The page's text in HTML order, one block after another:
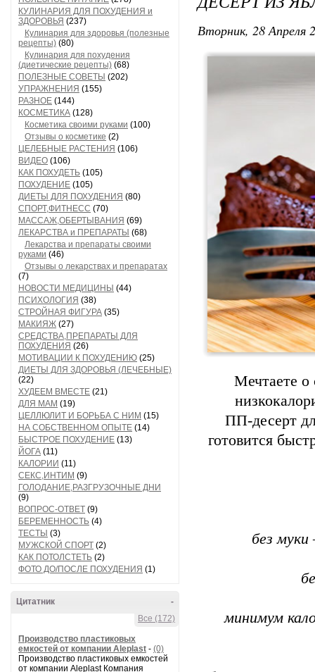
КУЛИНАРИЯ ДЛЯ ПОХУДЕНИЯ и
ЗДОРОВЬЯ (237)
Кулинария для здоровья (полезные
рецепты) (80)
Кулинария для похудения
(диетические рецепты) (68)
ПОЛЕЗНЫЕ СОВЕТЫ (202)
УПРАЖНЕНИЯ (155)
РАЗНОЕ (144)
КОСМЕТИКА (128)
Косметика своими руками (100)
Отзывы о косметике (2)
ЦЕЛЕБНЫЕ РАСТЕНИЯ (106)
ВИДЕО (106)
КАК ПОХУДЕТЬ (105)
ПОХУДЕНИЕ (105)
ДИЕТЫ ДЛЯ ПОХУДЕНИЯ (80)
СПОРТ,ФИТНЕСС (70)
МАССАЖ,ОБЕРТЫВАНИЯ (69)
ЛЕКАРСТВА и ПРЕПАРАТЫ (68)
Лекарства и препараты своими
руками (46)
Отзывы о лекарствах и препаратах
(7)
НОВОСТИ МЕДИЦИНЫ (44)
ПСИХОЛОГИЯ (38)
СТРОЙНАЯ ФИГУРА (35)
МАКИЯЖ (27)
СРЕДСТВА,ПРЕПАРАТЫ ДЛЯ
ПОХУДЕНИЯ (26)
МОТИВАЦИИ К ПОХУДЕНИЮ (25)
ДИЕТЫ ДЛЯ ЗДОРОВЬЯ (ЛЕЧЕБНЫЕ)
(22)
ХУДЕЕМ ВМЕСТЕ (21)
ДЛЯ МАМ (19)
ЦЕЛЛЮЛИТ И БОРЬБА С НИМ (15)
НА СОБСТВЕННОМ ОПЫТЕ (14)
БЫСТРОЕ ПОХУДЕНИЕ (13)
ЙОГА (11)
КАЛОРИИ (11)
СЕКС,ИНТИМ (9)
ГОЛОДАНИЕ,РАЗГРУЗОЧНЫЕ ДНИ
(9)
ВОПРОС-ОТВЕТ (9)
БЕРЕМЕННОСТЬ (4)
ТЕСТЫ (3)
МУЖСКОЙ СПОРТ (2)
КАК ПОТОЛСТЕТЬ (2)
ФОТО ДО/ПОСЛЕ ПОХУДЕНИЯ (1)
-
Цитатник
Все (172)
Производство пластиковых
емкостей от компании Aleplast - (0)
Производство пластиковых емкостей
от компании Aleplast Компания
Вторник, 28 Апреля
Мечтаете о
ПП‑десерт
готовится
без
минимум